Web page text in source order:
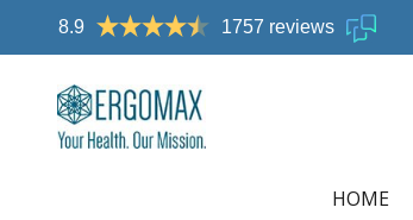
Zum Inhalt springen
8.9 1757 reviews
Ergomax
HOME